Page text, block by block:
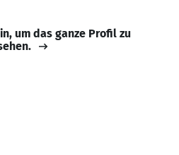
um das ganze Profil zu